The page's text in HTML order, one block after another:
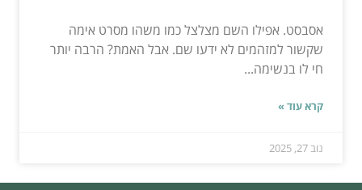
אסבסט. אפילו השם מצלצל כמו משהו מסרט אימה
שקשור למזהמים לא ידעו שם. אבל האמת? הרבה יותר
חי לו בנשימה...
קרא עוד »
נוב 27, 2025